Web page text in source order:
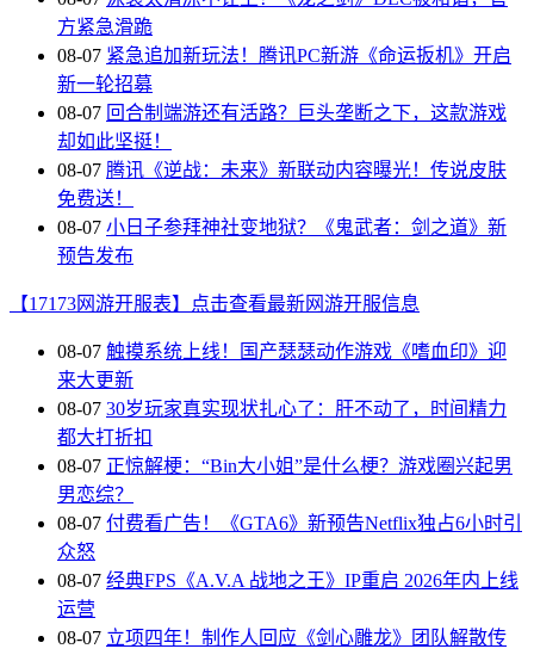
方紧急滑跪
08-07 紧急追加新玩法！腾讯PC新游《命运扳机》开启
新一轮招募
08-07 回合制端游还有活路？巨头垄断之下，这款游戏
却如此坚挺！
08-07 腾讯《逆战：未来》新联动内容曝光！传说皮肤
免费送！
08-07 小日子参拜神社变地狱？《鬼武者：剑之道》新
预告发布
【17173网游开服表】点击查看最新网游开服信息
08-07 触摸系统上线！国产瑟瑟动作游戏《嗜血印》迎
来大更新
08-07 30岁玩家真实现状扎心了：肝不动了，时间精力
都大打折扣
08-07 正惊解梗：“Bin大小姐”是什么梗？游戏圈兴起男
男恋综？
08-07 付费看广告！《GTA6》新预告Netflix独占6小时引
众怒
08-07 经典FPS《A.V.A 战地之王》IP重启 2026年内上线
运营
08-07 立项四年！制作人回应《剑心雕龙》团队解散传